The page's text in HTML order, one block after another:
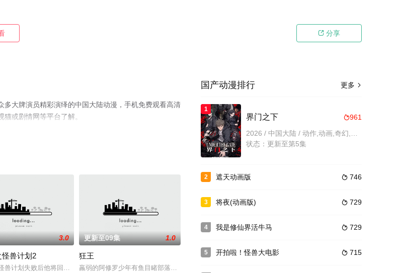
 分享
大牌演员精彩演绎的中国大陆动漫，手机免费观看高清
或剧情网等平台了解。
3.0
兽计划2
兽计划失败后他将回归全新画质升级的动画片《熊出没：怪兽计划2》的狗熊岭，在他可爱但狡猾的小助手的陪同下，天才威开始重新搜
更新至09集 1.0
狂王
羸弱的阿修罗少年有鱼目睹部落被屠后爆发惊人潜能，因而被先祖獠忌掳走。有鱼经獠忌地狱式的死炼折磨
更多 
国产动漫排行
1
961
界门之下
状态：更新至第5集
2  746
遮天动画版
3  729
将夜(动画版)
4  729
我是修仙界活牛马
5  715
开拍啦！怪兽大电影